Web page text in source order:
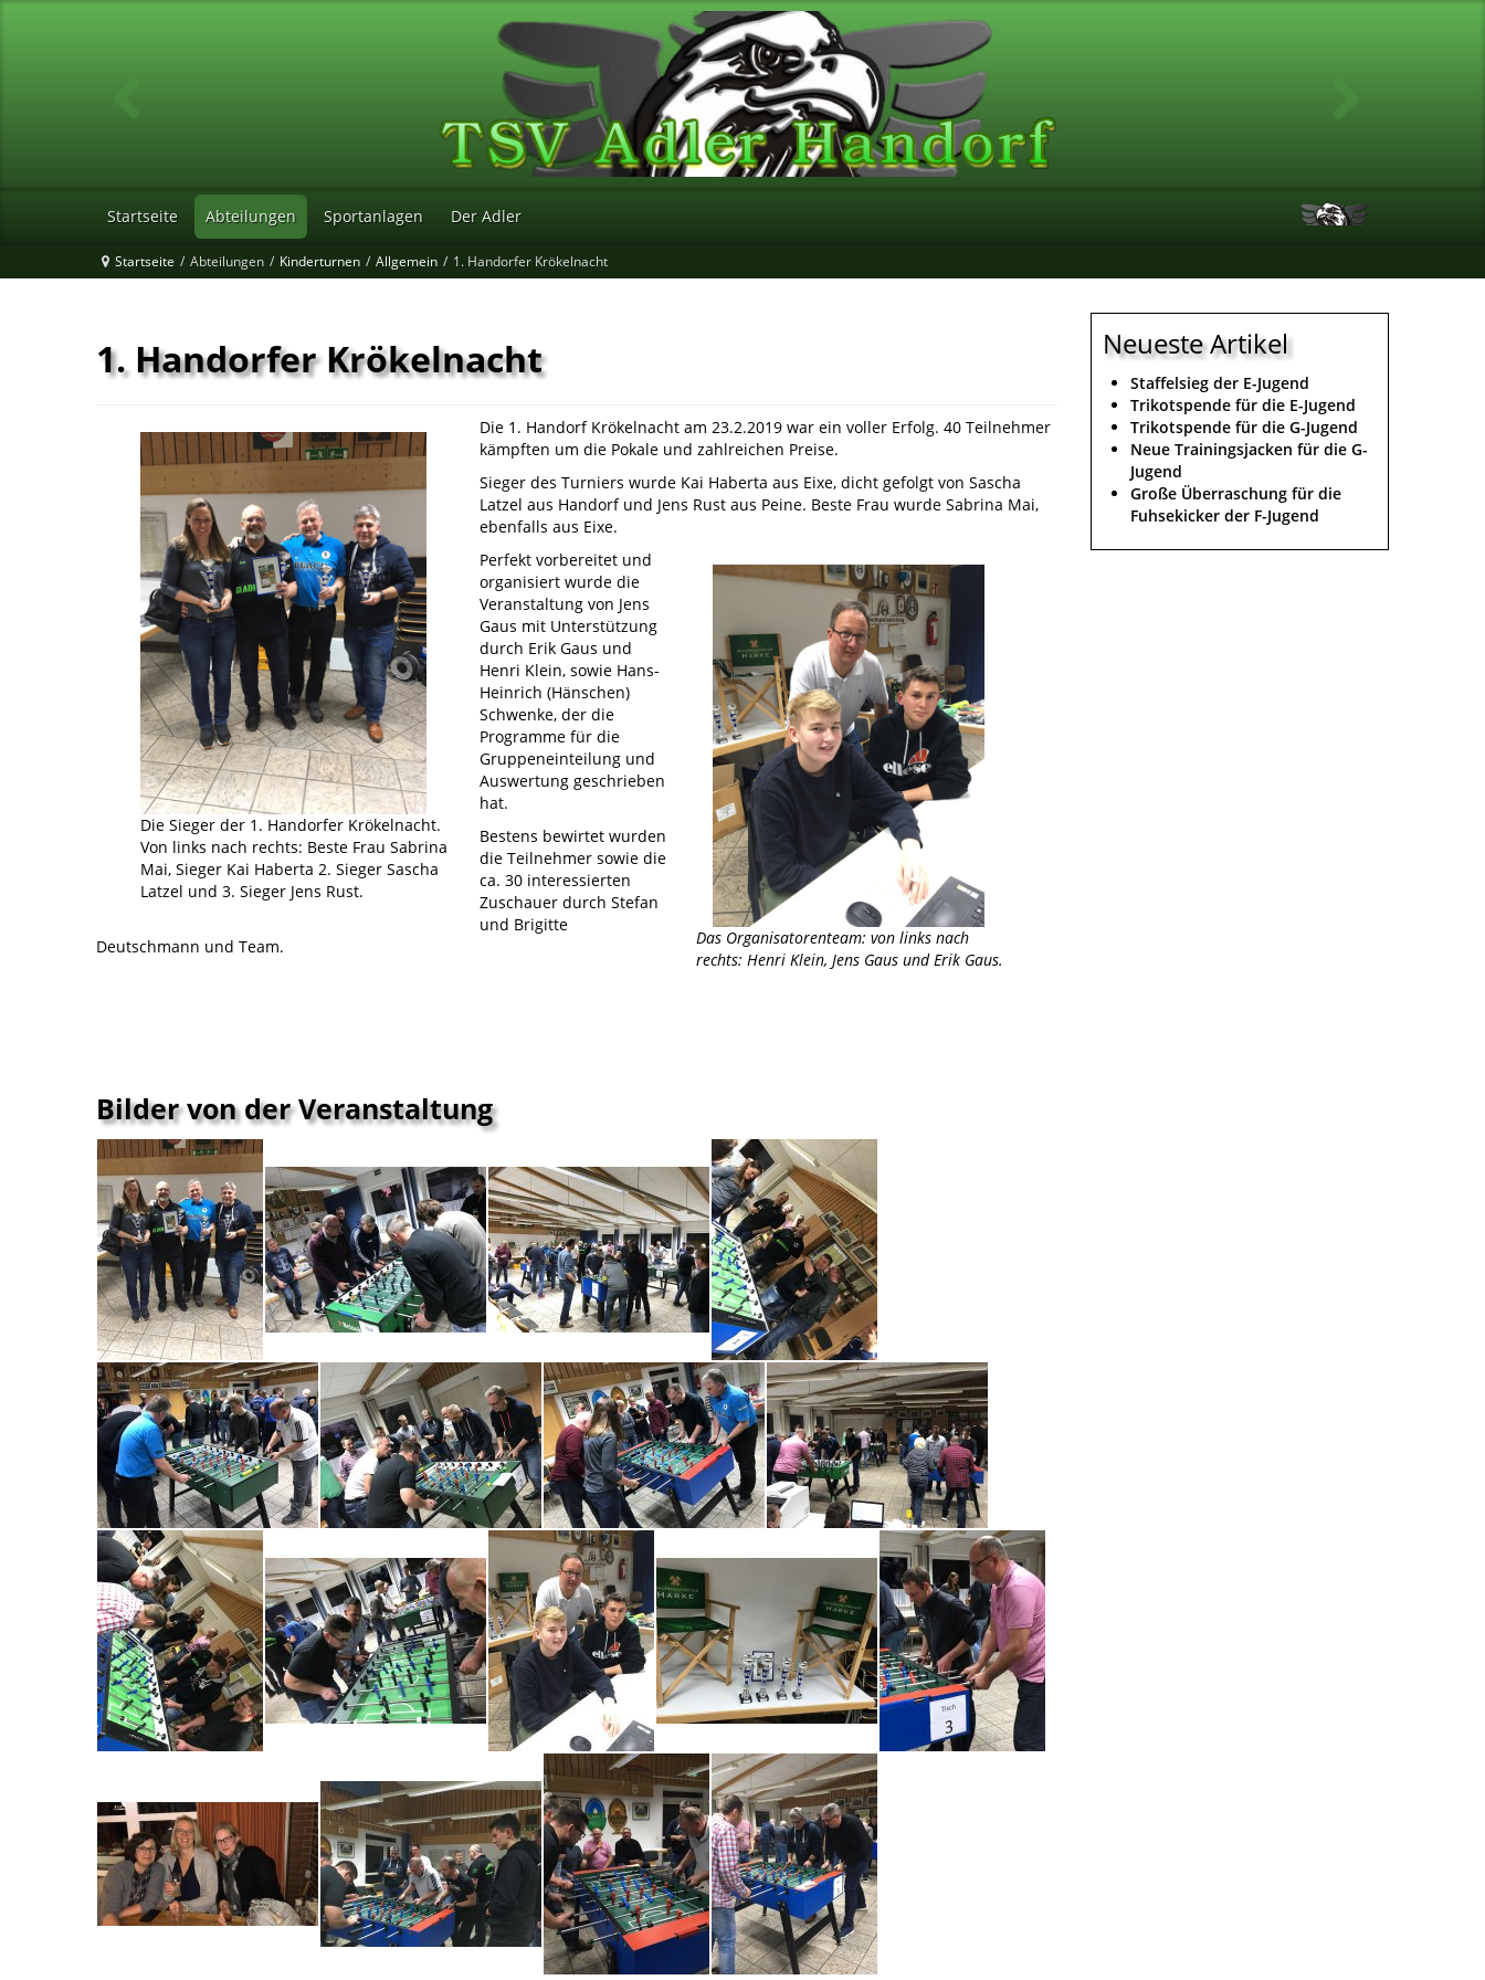
Startseite Abteilungen Sportanlagen Der Adler
Startseite / Abteilungen / Kinderturnen / Allgemein / 1. Handorfer Krökelnacht
1. Handorfer Krökelnacht
Die Sieger der 1. Handorfer Krökelnacht.
Von links nach rechts: Beste Frau Sabrina
Mai, Sieger Kai Haberta 2. Sieger Sascha
Latzel und 3. Sieger Jens Rust.
Die 1. Handorf Krökelnacht am 23.2.2019 war ein voller Erfolg. 40 Teilnehmer
kämpften um die Pokale und zahlreichen Preise.
Sieger des Turniers wurde Kai Haberta aus Eixe, dicht gefolgt von Sascha
Latzel aus Handorf und Jens Rust aus Peine. Beste Frau wurde Sabrina Mai,
ebenfalls aus Eixe.
Das Organisatorenteam: von links nach
rechts: Henri Klein, Jens Gaus und Erik Gaus.
Perfekt vorbereitet und
organisiert wurde die
Veranstaltung von Jens
Gaus mit Unterstützung
durch Erik Gaus und
Henri Klein, sowie Hans-
Heinrich (Hänschen)
Schwenke, der die
Programme für die
Gruppeneinteilung und
Auswertung geschrieben
hat.
Bestens bewirtet wurden
die Teilnehmer sowie die
ca. 30 interessierten
Zuschauer durch Stefan
und Brigitte
Deutschmann und Team.
Bilder von der Veranstaltung
Neueste Artikel
Staffelsieg der E-Jugend
Trikotspende für die E-Jugend
Trikotspende für die G-Jugend
Neue Trainingsjacken für die G-
Jugend
Große Überraschung für die
Fuhsekicker der F-Jugend